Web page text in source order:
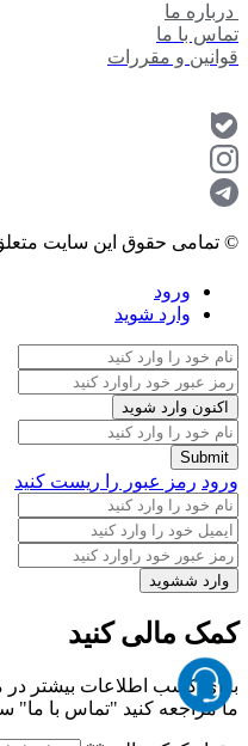
درباره ما
تماس با ما
قوانین و مقررات
© تمامی حقوق این سایت
ورود
وارد شوید
ورود رمز عبور را ریست کنید
کمک مالی کنید
برای کسب اطلاعات بیشتر در
ما مراجعه کنید "تماس با ما"